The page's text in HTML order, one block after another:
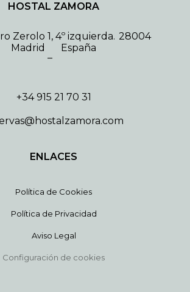
HOSTAL ZAMORA
Zerolo 1, 4º izquierda. 28004
Madrid
–
España
+34 915 21 70 31
ENLACES
Política de Cookies
Política de Privacidad
Aviso Legal
Configuración de cookies